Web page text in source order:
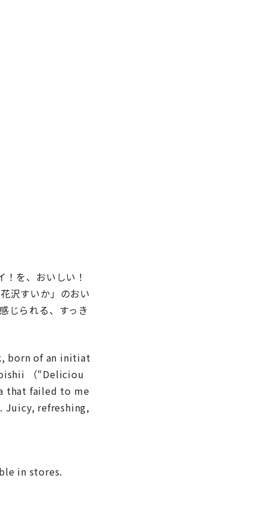
を、おいしい！
沢すいか」のおい
じられる、すっき
born of an initiat
（“Deliciou
that failed to me
Juicy, refreshing,
in stores.